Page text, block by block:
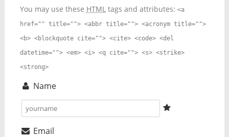
You may use these HTMLtags and attributes: <a
href="" title=""> <abbr title=""> <acronym title="">
<b> <blockquote cite=""> <cite> <code> <del
datetime=""> <em> <i> <q cite=""> <s> <strike>
<strong>
Name
Email